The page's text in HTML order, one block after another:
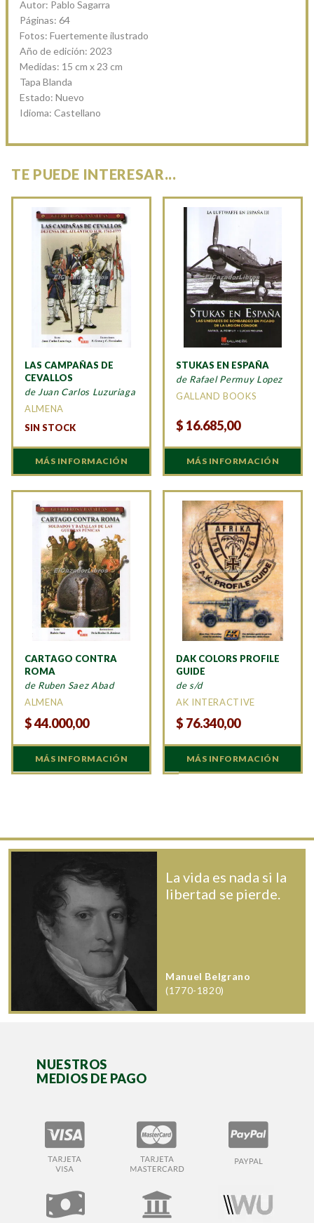
Autor: Pablo Sagarra
Páginas: 64
Fotos: Fuertemente ilustrado
Año de edición: 2023
Medidas: 15 cm x 23 cm
Tapa Blanda
Estado: Nuevo
Idioma: Castellano
TE PUEDE INTERESAR...
LAS CAMPAÑAS DE
CEVALLOS
de Juan Carlos Luzuriaga
ALMENA
SIN STOCK
MÁS INFORMACIÓN
STUKAS EN ESPAÑA
de Rafael Permuy Lopez
GALLAND BOOKS
$ 16.685,00
MÁS INFORMACIÓN
CARTAGO CONTRA
ROMA
de Ruben Saez Abad
ALMENA
$44.000,00
MÁS INFORMACIÓN
DAK COLORS PROFILE
GUIDE
de s/d
AK INTERACTIVE
$ 76.340,00
MÁS INFORMACIÓN
La vida es nada si la
libertad se pierde.
Manuel Belgrano
(1770-1820)
NUESTROS
MEDIOS DE PAGO